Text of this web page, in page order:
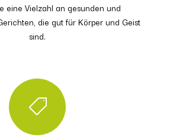
eine Vielzahl an gesunden und
die gut für Körper und Geist
sind.
